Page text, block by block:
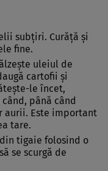
subțiri. Curăță și
fine.
uleiul de
cartofii și
le încet,
până când
aurii. Este important
tare.
tigaie folosind o
se scurgă de